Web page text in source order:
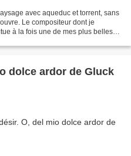
avec aqueduc et torrent, sans
Le compositeur dont je
à la fois une de mes plus belles
dolce ardor de Gluck